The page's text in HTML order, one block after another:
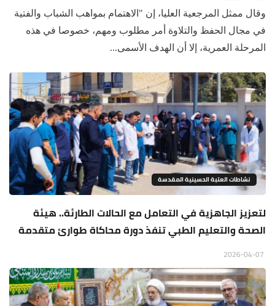
وقال ممثل المرجعية العليا، إن "الاهتمام بمواهب الشباب والفتية
في مجال الحفظ والتلاوة أمر مطلوب ومهم، خصوصا في هذه
المرحلة العمرية، إلا أن الهدف الأسمى...
نشاطات العتبة الحسينية المقدسة
لتعزيز الجاهزية في التعامل مع الحالات الطارئة.. هيئة
الصحة والتعليم الطبي تنفذ دورة محاكاة طوارئ متقدمة